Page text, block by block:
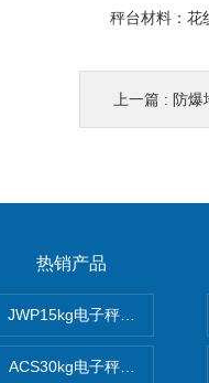
秤台材料：花
上一篇 : 防爆
热销产品
JWP15kg电子秤价格,15公
ACS30kg电子秤价格,30公